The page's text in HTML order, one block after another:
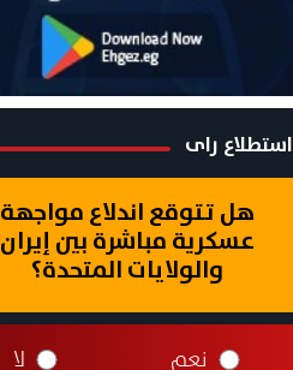
استطلاع راى
هل تتوقع اندلاع مواجهة
عسكرية مباشرة بين إيران
والولايات المتحدة؟
نعم لا